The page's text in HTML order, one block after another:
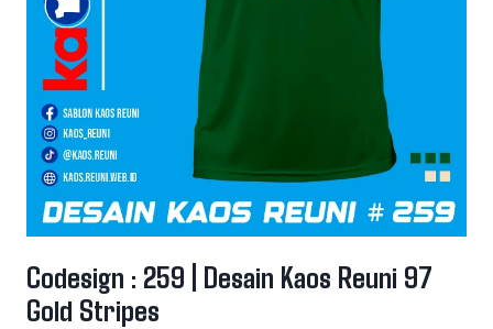
Codesign : 259 | Desain Kaos Reuni 97
Gold Stripes